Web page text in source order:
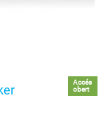
Accés
obert